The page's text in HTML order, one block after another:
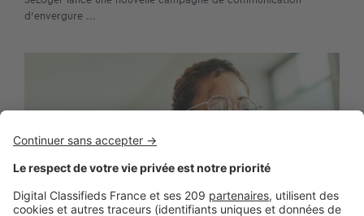
d’envergure ...